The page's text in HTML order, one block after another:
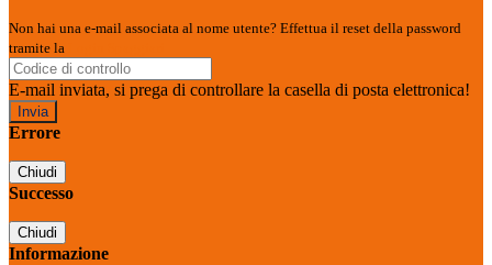
Non hai una e-mail associata al nome utente? Effettua il reset della password
tramite la
E-mail inviata, si prega di controllare la casella di posta elettronica!
Errore
Chiudi
Successo
Chiudi
Informazione